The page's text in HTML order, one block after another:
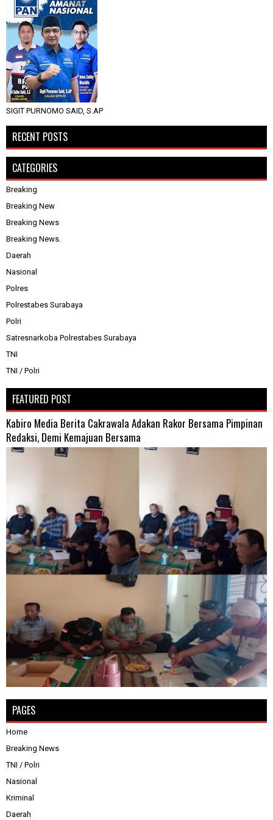
SIGIT PURNOMO SAID, S.AP
RECENT POSTS
CATEGORIES
Breaking
Breaking New
Breaking News
Breaking News.
Daerah
Nasional
Polres
Polrestabes Surabaya
Polri
Satresnarkoba Polrestabes Surabaya
TNI
TNI / Polri
FEATURED POST
Kabiro Media Berita Cakrawala Adakan Rakor Bersama Pimpinan
Redaksi, Demi Kemajuan Bersama
PAGES
Home
Breaking News
TNI / Polri
Nasional
Kriminal
Daerah